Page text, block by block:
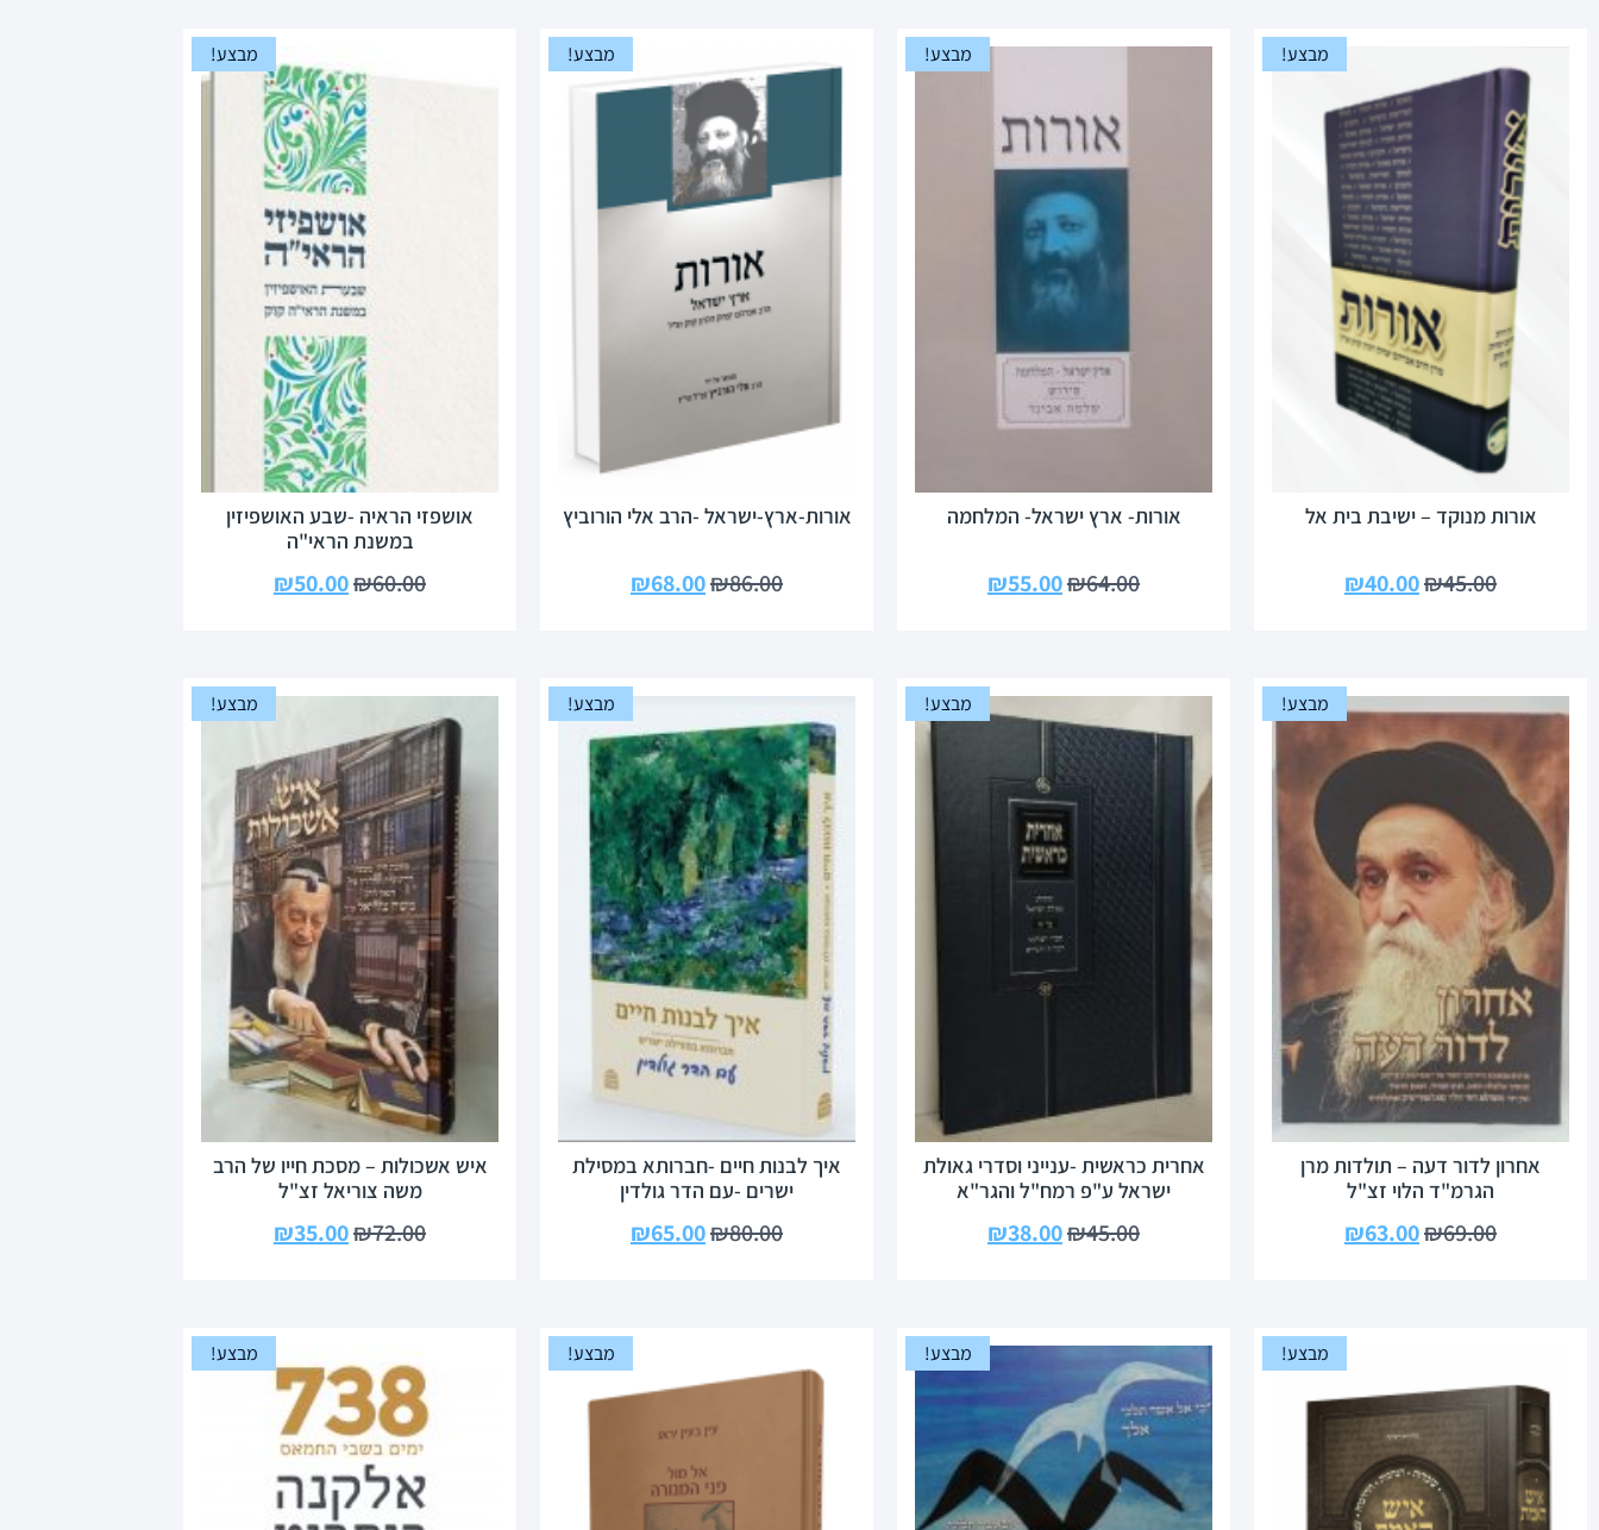
מבצע!
אורות מנוקד – ישיבת בית אל
₪45.00
₪40.00
מבצע!
אורות- ארץ ישראל- המלחמה
₪64.00
₪55.00
מבצע!
אורות-ארץ-ישראל -הרב אלי הורוביץ
₪86.00
₪68.00
מבצע!
אושפזי הראיה -שבע האושפיזין
במשנת הראי"ה
₪60.00
₪50.00
מבצע!
אחרון לדור דעה – תולדות מרן
הגרמ"ד הלוי זצ"ל
₪69.00
₪63.00
מבצע!
אחרית כראשית -ענייני וסדרי גאולת
ישראל ע"פ רמח"ל והגר"א
₪45.00
₪38.00
מבצע!
איך לבנות חיים -חברותא במסילת
ישרים -עם הדר גולדין
₪80.00
₪65.00
מבצע!
איש אשכולות – מסכת חייו של הרב
משה צוריאל זצ"ל
₪72.00
₪35.00
מבצע! מבצע! מבצע! מבצע!